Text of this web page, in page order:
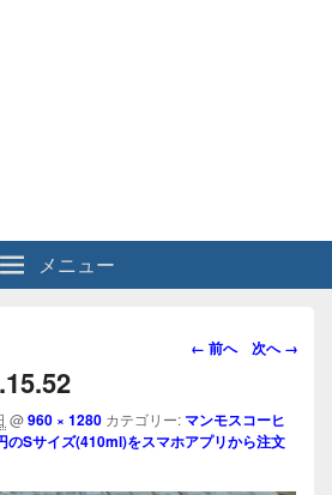
メニュー
画
ビ
ゲ
← 前へ 次へ →
@960 × 1280 カテゴリー: マンモスコーヒ
のSサイズ(410ml)をスマホアプリから注文